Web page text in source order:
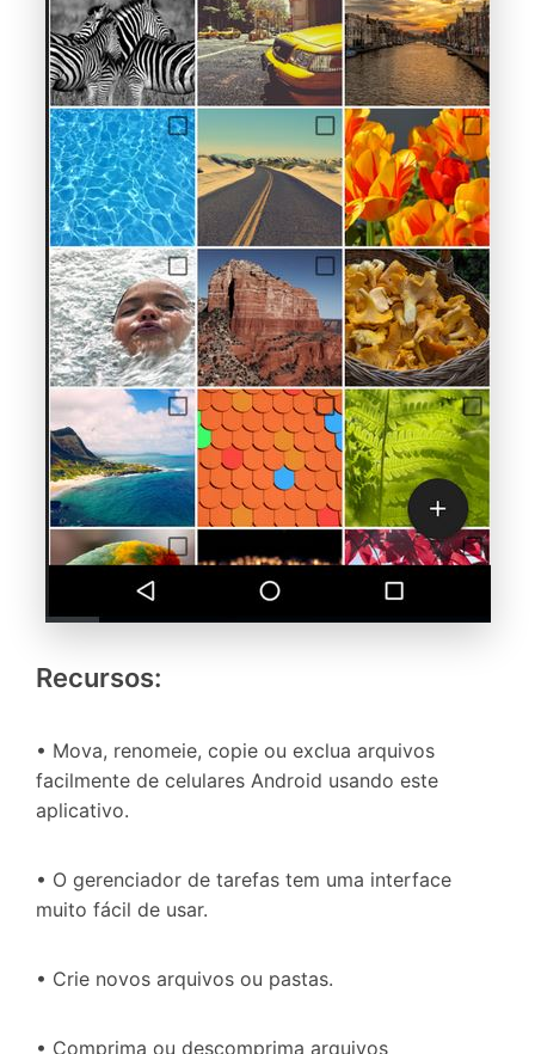
Recursos:
• Mova, renomeie, copie ou exclua arquivos
facilmente de celulares Android usando este
aplicativo.
• O gerenciador de tarefas tem uma interface
muito fácil de usar.
• Crie novos arquivos ou pastas.
• Comprima ou descomprima arquivos